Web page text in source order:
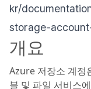
kr/
storage-
개요
Azure 저장소 계정
블 및 파일 서비스